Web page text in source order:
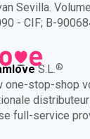
Sevilla.
- CIF; B-
S.L.®
one-stop-shop
full-service